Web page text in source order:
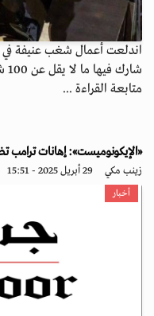
اندلعت أعمال شغب عنيفة في
شارك فيها ما لا يقل عن 100 شخص، في تطور مقلق أجبر الشرطة ع...
متابعة القراءة ...
«الإيكونوميست»: إهانات ترامب
زينب مكي 29 أبريل 2025 - 15:51
أخبار